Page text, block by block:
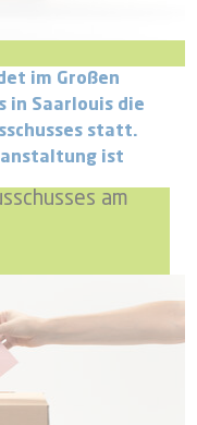
am
im Großen
in Saarlouis die
statt.
ist